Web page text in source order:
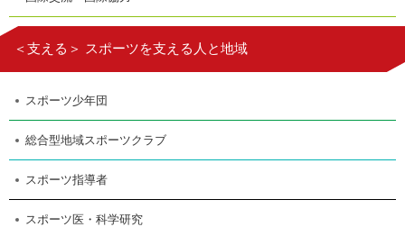
＜支える＞ スポーツを支える人と地域
スポーツ少年団
総合型地域スポーツクラブ
スポーツ指導者
スポーツ医・科学研究